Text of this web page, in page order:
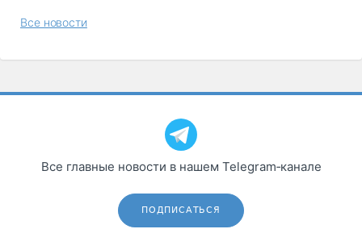
Все новости
Все главные новости в нашем Telegram‑канале
ПОДПИСАТЬСЯ